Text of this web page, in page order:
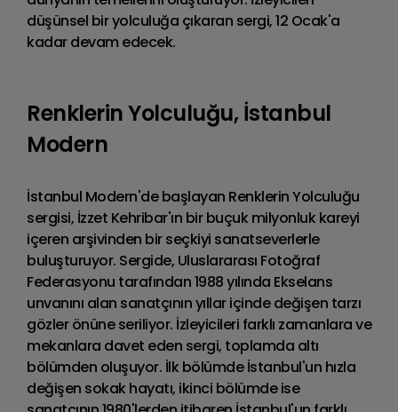
düşünsel bir yolculuğa çıkaran sergi, 12 Ocak'a
kadar devam edecek.
Renklerin Yolculuğu, İstanbul
Modern
İstanbul Modern'de başlayan Renklerin Yolculuğu
sergisi, İzzet Kehribar'ın bir buçuk milyonluk kareyi
içeren arşivinden bir seçkiyi sanatseverlerle
buluşturuyor. Sergide, Uluslararası Fotoğraf
Federasyonu tarafından 1988 yılında Ekselans
unvanını alan sanatçının yıllar içinde değişen tarzı
gözler önüne seriliyor. İzleyicileri farklı zamanlara ve
mekanlara davet eden sergi, toplamda altı
bölümden oluşuyor. İlk bölümde İstanbul'un hızla
değişen sokak hayatı, ikinci bölümde ise